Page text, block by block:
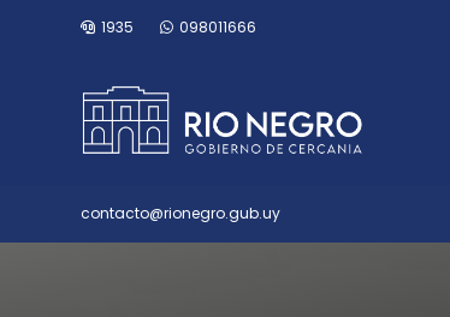
1935 098011666
contacto@rionegro.gub.uy